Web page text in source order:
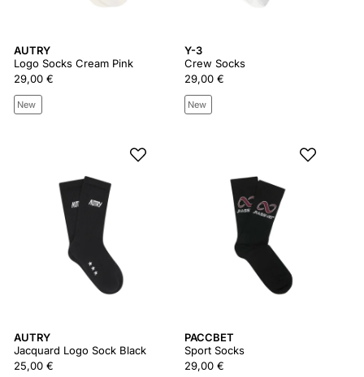
AUTRY
Logo Socks Cream Pink
29,00 €
New
Y-3
Crew Socks
29,00 €
New
AUTRY
Jacquard Logo Sock Black
25,00 €
PACCBET
Sport Socks
29,00 €